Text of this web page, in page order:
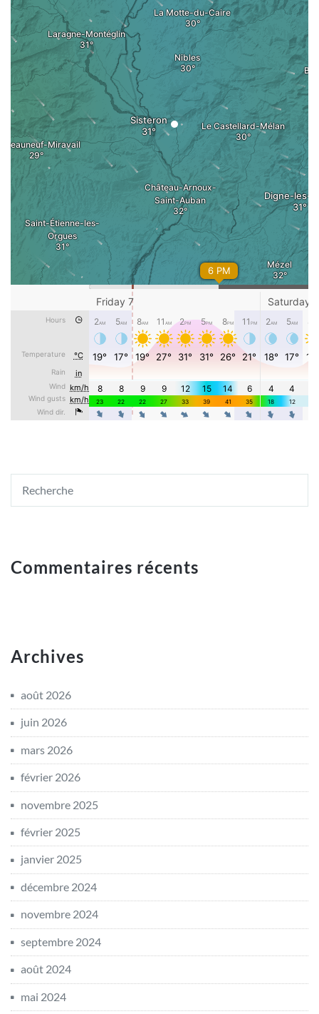
Commentaires récents
Archives
août 2026
juin 2026
mars 2026
février 2026
novembre 2025
février 2025
janvier 2025
décembre 2024
novembre 2024
septembre 2024
août 2024
mai 2024